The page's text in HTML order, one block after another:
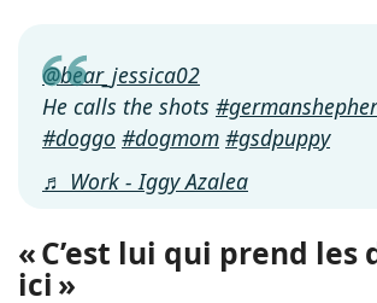
@bear_jessica02
He calls the shots
#doggo #dogmom #gsdpuppy
♬ Work - Iggy Azalea
« C’est lui qui prend les
ici »